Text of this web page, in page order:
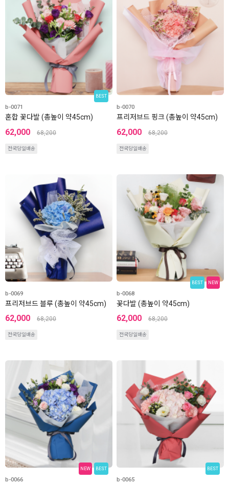
BEST
b-0071
혼합 꽃다발 (총높이 약45cm)
62,000 68,200
전국당일배송
b-0070
프리저브드 핑크 (총높이 약45cm)
62,000 68,200
전국당일배송
b-0069
프리저브드 블루 (총높이 약45cm)
62,000 68,200
전국당일배송
BEST NEW
b-0068
꽃다발 (총높이 약45cm)
62,000 68,200
전국당일배송
NEW BEST
b-0066
BEST
b-0065